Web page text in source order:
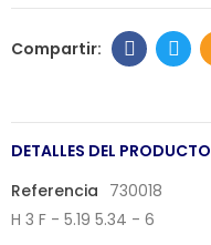
DETALLES DEL PRODUCTO
Referencia 730018
H 3 F - 5.19 5.34 - 6